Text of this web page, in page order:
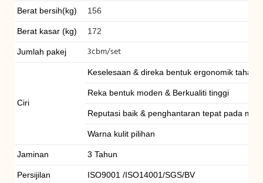
Berat bersih(kg) 156
Berat kasar (kg) 172
Jumlah pakej 3cbm/set
Ciri
Keselesaan & direka bentuk ergonomik tahan
Reka bentuk moden & Berkualiti tinggi
Reputasi baik & penghantaran tepat pada
Warna kulit pilihan
Jaminan 3 Tahun
Persijilan ISO9001 /ISO14001/SGS/BV